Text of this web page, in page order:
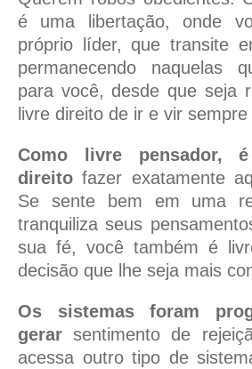
é uma libertação, onde
próprio líder, que transite
permanecendo naquelas
para você, desde que seja
livre direito de ir e vir
Como livre pensador,
direito fazer exatamente
Se sente bem em uma
tranquiliza seus
sua fé, você também é
decisão que lhe seja mais
Os sistemas foram
gerar sentimento de
acessa outro tipo de